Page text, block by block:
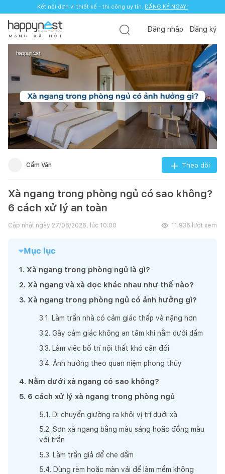
Kết nối đơn vị thiết kế - thi công uy tín. ĐĂNG KÝ NGAY!
M Ạ N G X Ã H Ộ I
Đăng nhập Đăng ký
Cẩm Vân Theo dõi
Xà ngang trong phòng ngủ có sao không?
6 cách xử lý an toàn
Cập nhật ngày 27/06/2026, lúc 10:00 11.936 lượt xem
Mục lục
1. Xà ngang trong phòng ngủ là gì?
2. Xà ngang và xà dọc khác nhau như thế nào?
3. Xà ngang trong phòng ngủ có ảnh hưởng gì?
3.1 . Làm trần nhà có cảm giác thấp và nặng hơn
3.2. Gây cảm giác không an tâm khi nằm dưới dầm
3.3. Làm việc bố trí nội thất khó cân đối
3.4. Ảnh hưởng theo quan niệm phong thủy
4. Nằm dưới xà ngang có sao không?
5. 6 cách xử lý xà ngang trong phòng ngủ
5.1 . Di chuyển giường ra khỏi vị trí dưới xà
5.2. Sơn xà ngang bằng màu sáng hoặc đồng màu
với trần
5.3. Làm trần giả để che dầm
5.4. Dùng rèm hoặc màn vải để làm mềm không